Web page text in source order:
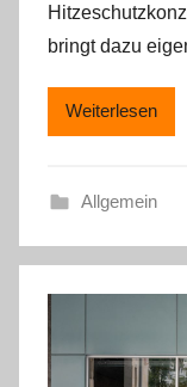
bringt dazu
Weiterlesen
Allgemein